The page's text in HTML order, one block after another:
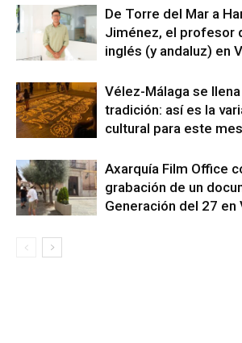
De Torre del Mar a
Jiménez, el profesor
inglés (y andaluz) en
Vélez-Málaga se
tradición: así es la
cultural para este
Axarquía Film Office
grabación de un
Generación del 27 en